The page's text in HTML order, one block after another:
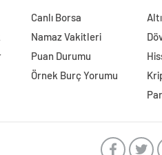
Canlı Borsa
Namaz Vakitleri
Puan Durumu
Örnek Burç Yorumu